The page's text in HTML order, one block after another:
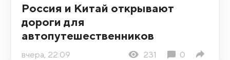
Россия и Китай открывают
дороги для
автопутешественников
вчера, 22:09 231 0